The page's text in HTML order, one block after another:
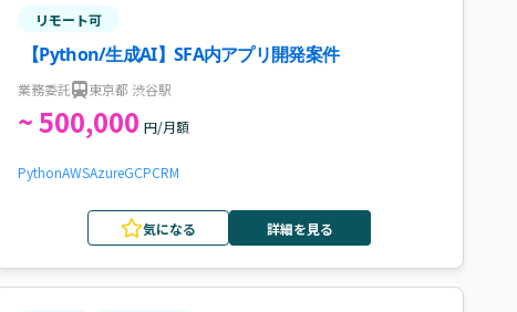
リモート可
【Python/生成AI】SFA内アプリ開発案件
業務委託 東京都 渋谷駅
~ 500,000 円/月額
PythonAWSAzureGCPCRM
気になる 詳細を見る